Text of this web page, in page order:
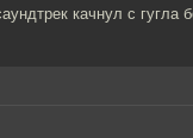
качнул с гугла